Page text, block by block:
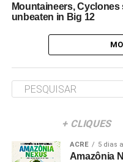
Mountaineers,
unbeaten in Big 12
+ CLIQUES
ACRE 5 dias
Amazônia